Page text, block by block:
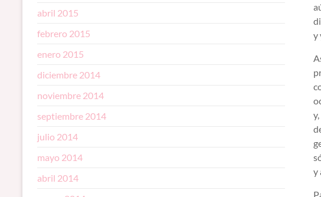
y
y
abril 2015
febrero 2015
enero 2015
diciembre 2014
noviembre 2014
septiembre 2014
julio 2014
mayo 2014
abril 2014